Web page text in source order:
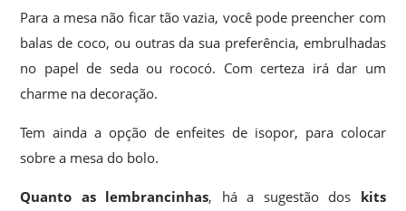
Para a mesa não ficar tão vazia, você pode preencher com
balas de coco, ou outras da sua preferência, embrulhadas
no papel de seda ou rococó. Com certeza irá dar um
charme na decoração.
Tem ainda a opção de enfeites de isopor, para colocar
sobre a mesa do bolo.
Quanto as lembrancinhas, há a sugestão dos kits